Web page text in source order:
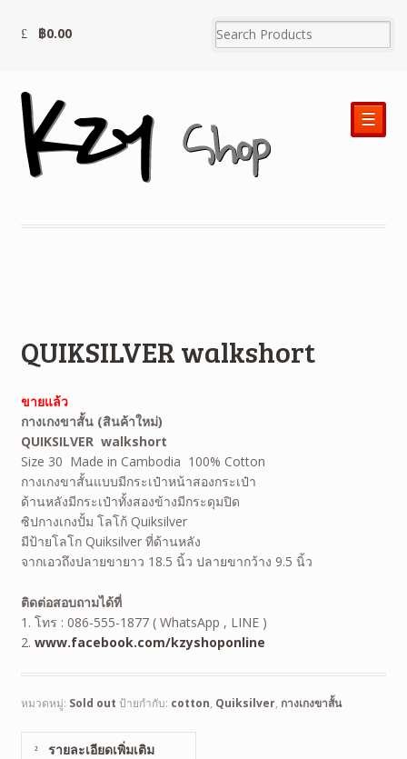
฿0.00
☰
QUIKSILVER walkshort
ขายแล้ว
กางเกงขาสั้น (สินค้าใหม่)
QUIKSILVER walkshort
Size 30 Made in Cambodia 100% Cotton
กางเกงขาสั้นแบบมีกระเป๋าหน้าสองกระเป๋า
ด้านหลังมีกระเป๋าทั้งสองข้างมีกระดุมปิด
ซิปกางเกงปั้ม โลโก้ Quiksilver
มีป้ายโลโก Quiksilver ที่ด้านหลัง
จากเอวถึงปลายขายาว 18.5 นิ้ว ปลายขากว้าง 9.5 นิ้ว
ติดต่อสอบถามได้ที่
1. โทร : 086-555-1877 ( WhatsApp , LINE )
2. www.facebook.com/kzyshoponline
หมวดหมู่: Sold out ป้ายกำกับ: cotton, Quiksilver, กางเกงขาสั้น
รายละเอียดเพิ่มเติม